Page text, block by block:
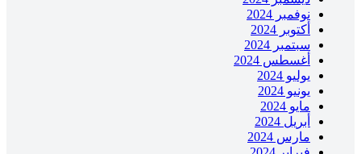
نوفمبر 2024
أكتوبر 2024
سبتمبر 2024
أغسطس 2024
يوليو 2024
يونيو 2024
مايو 2024
أبريل 2024
مارس 2024